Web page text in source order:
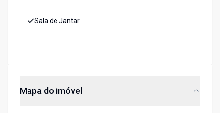
Sala de Jantar
Mapa do imóvel